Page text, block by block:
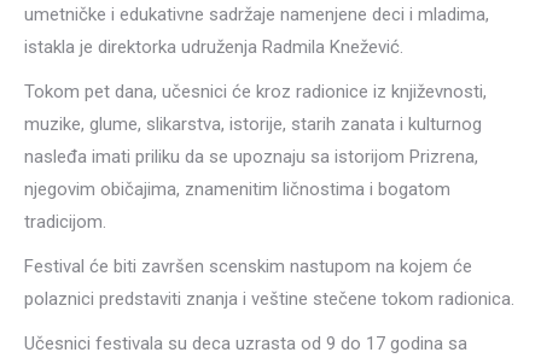
umetničke i edukativne sadržaje namenjene deci i mladima,
istakla je direktorka udruženja Radmila Knežević.
Tokom pet dana, učesnici će kroz radionice iz književnosti,
muzike, glume, slikarstva, istorije, starih zanata i kulturnog
nasleđa imati priliku da se upoznaju sa istorijom Prizrena,
njegovim običajima, znamenitim ličnostima i bogatom
tradicijom.
Festival će biti završen scenskim nastupom na kojem će
polaznici predstaviti znanja i veštine stečene tokom radionica.
Učesnici festivala su deca uzrasta od 9 do 17 godina sa